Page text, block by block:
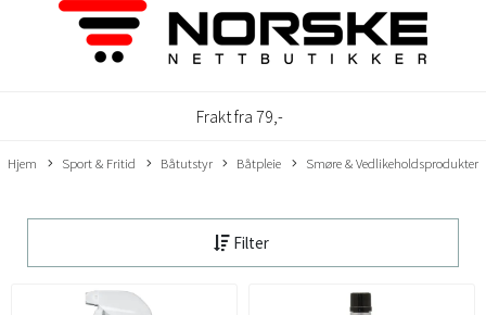
Frakt fra 79,-
Hjem Sport & Fritid Båtutstyr Båtpleie Smøre & Vedlikeholdsprodukter
Filter